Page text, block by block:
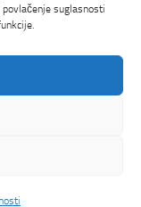
suglasnosti